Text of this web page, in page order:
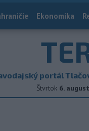
Ekonomika
portál
Štvrtok 6.